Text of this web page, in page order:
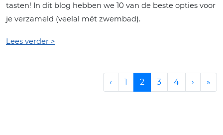
tasten! In dit blog hebben we 10 van de beste opties voor
je verzameld (veelal mét zwembad).
Lees verder >
‹ 1 2 3 4 › »